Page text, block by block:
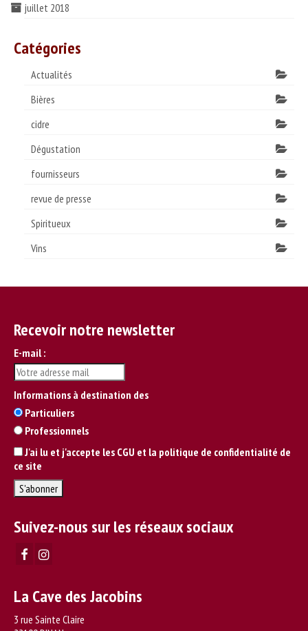
juillet 2018
Catégories
Actualités
Bières
cidre
Dégustation
fournisseurs
revue de presse
Spiritueux
Vins
Recevoir notre newsletter
E-mail :
Informations à destination des
Particuliers
Professionnels
J'ai lu et j'accepte les CGU et la politique de confidentialité de
ce site
Suivez-nous sur les réseaux sociaux
La Cave des Jacobins
3 rue Sainte Claire